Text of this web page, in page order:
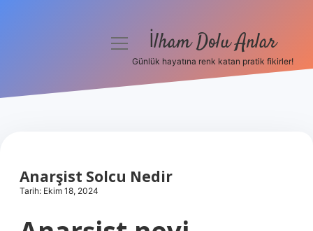
Hakkımızda
menüyü İlham Dolu Anlar
Günlük hayatına renk katan pratik fikirler!
Anarşist Solcu Nedir
Tarih: Ekim 18, 2024